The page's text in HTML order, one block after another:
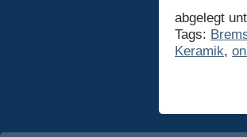
abgelegt
Tags:
Keramik,